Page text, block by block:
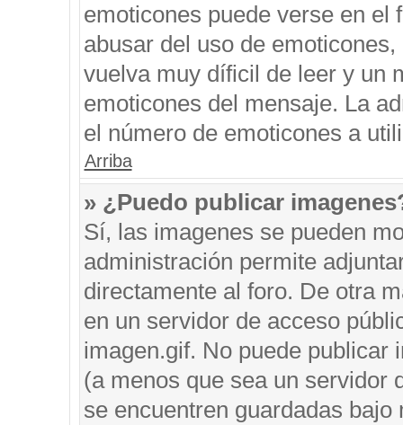
emoticones puede verse en el
abusar del uso de
vuelva muy díficil de leer y un
emoticones del mensaje. La
el número de emoticones a
Arriba
» ¿Puedo publicar
Sí, las imagenes se pueden
administración permite
directamente al foro. De otra
en un servidor de acceso
imagen.gif. No puede publicar
(a menos que sea un servidor
se encuentren guardadas